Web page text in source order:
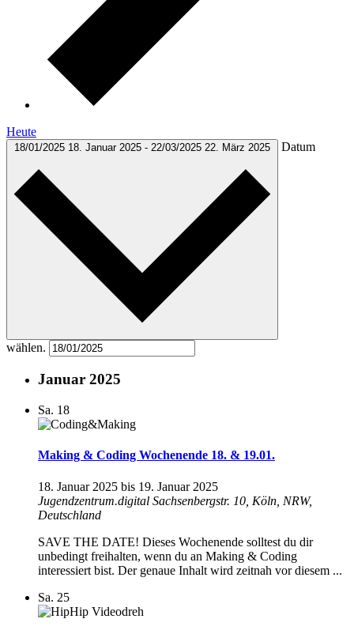
Heute
18/01/2025 18. Januar 2025 - 22/03/2025 22. März 2025 Datum
wählen.
Januar 2025
Sa. 18
Making & Coding Wochenende 18. & 19.01.
18. Januar 2025 bis 19. Januar 2025
Jugendzentrum.digital Sachsenbergstr. 10, Köln, NRW,
Deutschland
SAVE THE DATE! Dieses Wochenende solltest du dir
unbedingt freihalten, wenn du an Making & Coding
interessiert bist. Der genaue Inhalt wird zeitnah vor diesem ...
Sa. 25